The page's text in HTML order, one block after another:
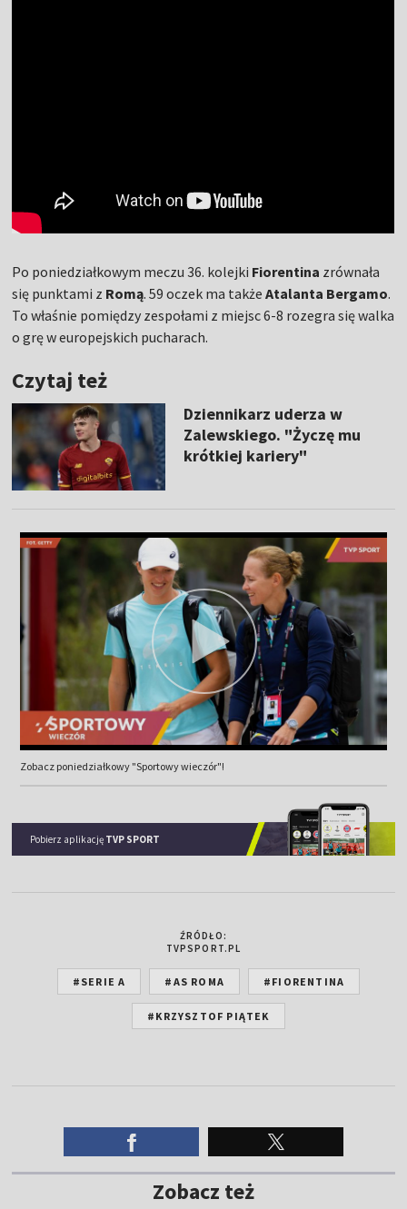
Po poniedziałkowym meczu 36. kolejki Fiorentina zrównała
się punktami z Romą. 59 oczek ma także Atalanta Bergamo.
To właśnie pomiędzy zespołami z miejsc 6-8 rozegra się walka
o grę w europejskich pucharach.
Czytaj też
Dziennikarz uderza w
Zalewskiego. "Życzę mu
krótkiej kariery"
Zobacz poniedziałkowy "Sportowy wieczór"!
Pobierz aplikację TVP SPORT
ŹRÓDŁO:
TVPSPORT.PL
#SERIE A #AS ROMA #FIORENTINA
#KRZYSZTOF PIĄTEK
Zobacz też